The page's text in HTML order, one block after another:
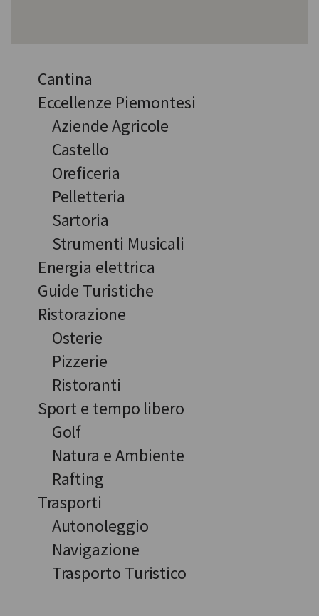
Cantina
Eccellenze Piemontesi
Aziende Agricole
Castello
Oreficeria
Pelletteria
Sartoria
Strumenti Musicali
Energia elettrica
Guide Turistiche
Ristorazione
Osterie
Pizzerie
Ristoranti
Sport e tempo libero
Golf
Natura e Ambiente
Rafting
Trasporti
Autonoleggio
Navigazione
Trasporto Turistico